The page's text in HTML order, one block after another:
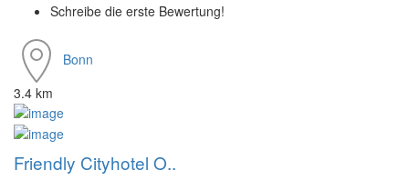
Schreibe die erste Bewertung!
Bonn
3.4 km
Friendly Cityhotel O..